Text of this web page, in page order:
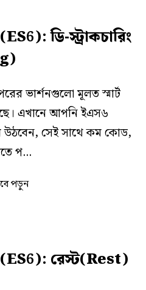
ডি-স্ট্রাকচারিং
ভার্শনগুলো মূলত স্মার্ট
এখানে আপনি ইএস৬
উঠবেন, সেই সাথে কম কোড,
প...
পড়ুন
রেস্ট(Rest)